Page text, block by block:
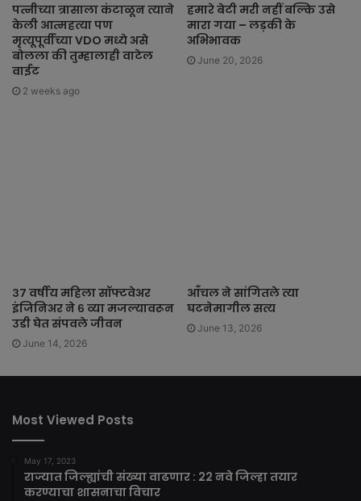
पत्नीच्या त्रासाला कंटाळून त्याने
केली आत्महत्या पण
मृत्यूपूर्वीच्या VDO मध्ये असे
बोलला की तुम्हालाही वाटेल
वाईट
2 weeks ago
हमारे बेटी मरी नहीं बल्कि उसे
मारा गया – लड़की के
अभिभावक
June 20, 2026
३७ वर्षीय महिला सॉफ्टवेअर
इंजिनिअर ने ६ व्या मजल्यावरून
उडी घेत संपवले जीवन
June 14, 2026
आँचल ने सांगितले त्या
घटनेमागील सत्य
June 13, 2026
Most Viewed Posts
May 17, 2023
राज्यात जिल्ह्यांची संख्या वाढणार : 22 नवे जिल्हा तयार
करण्याचा शासनाचा विचार